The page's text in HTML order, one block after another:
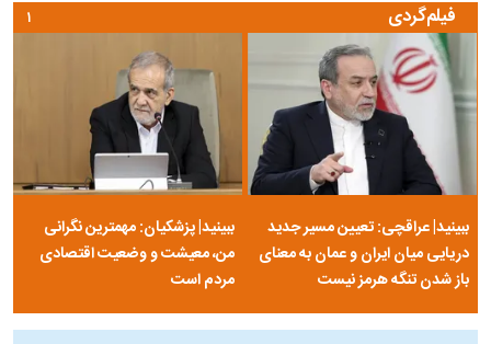
فیلم‌گردی
ببینید| عراقچی: تعیین مسیر جدید
دریایی میان ایران و عمان به معنای
باز شدن تنگه هرمز نیست
ببینید| پزشکیان: مهمترین نگرانی
من، معیشت و وضعیت اقتصادی
مردم است
۱